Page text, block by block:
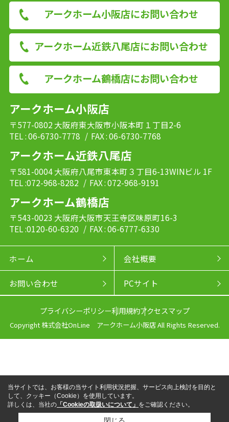
アークホーム小阪店にお問い合わせ
アークホーム近鉄八尾店にお問い合わせ
アークホーム鶴橋店にお問い合わせ
アークホーム小阪店
〒577-0802 大阪府東大阪市小阪本町１丁目2-6
TEL : 06-6730-7778 / FAX : 06-6730-7768
アークホーム近鉄八尾店
〒581-0004 大阪府八尾市東本町３丁目6-13WINビル 1F
TEL :072-968-8282 / FAX : 072-968-9191
アークホーム鶴橋店
〒543-0023 大阪府大阪市天王寺区味原町16-3
TEL :0120-60-6320 / FAX : 06-6777-6330
ホーム 会社概要
お問い合わせ PCサイト
プライバシーポリシー利用規約アクセスマップ
Copyright 株式会社OnLine アークホーム小阪店 All Rights Reserved.
当サイトでは、お客様の当サイト利用状況把握、サービス向上検討を目的と
して、クッキー（Cookie）を使用しています。
詳しくは、当社の 「Cookieの取扱いについて」 をご確認ください。